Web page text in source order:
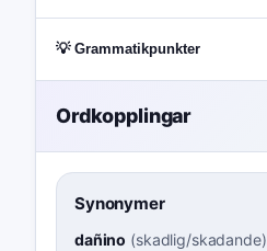
💡 Grammatikpunkter
Ordkopplingar
Synonymer
dañino (skadlig/skadande)